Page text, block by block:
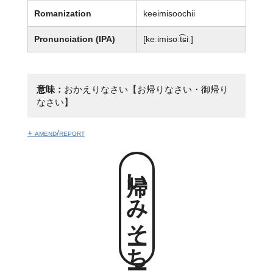
Romanization keeimisoochii
Pronunciation (IPA) [keːimisoːt͡ɕiː]
意味： おかえりなさい【お帰りなさい・御帰り
なさい】
+ amend/report
帰いみそーちー